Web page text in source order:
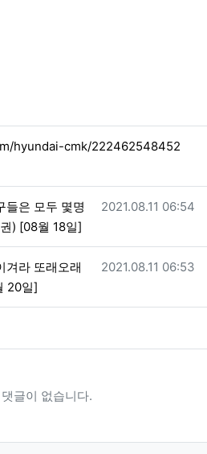
hyundai-cmk/222462548452
들은 모두 몇명
) [08월 18일]
작성일
2021.08.11 06:54
겨라 또래오래
20일]
작성일
2021.08.11 06:53
글이 없습니다.